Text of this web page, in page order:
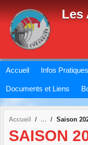
Les
Accueil Infos Pratiques
Documents et Liens
Accueil Saison
SAISON